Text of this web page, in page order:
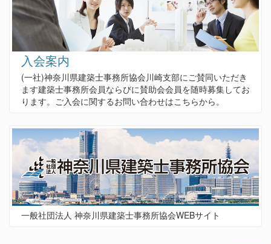
入会案内
(一社)神奈川県建築士事務所協会川崎支部にご賛同いただき
ます建築士事務所会員ならびに賛助会会員を随時募集してお
ります。ご入会に関するお問い合わせはこちらから。
一般社団法人 神奈川県建築士事務所協会WEBサイト